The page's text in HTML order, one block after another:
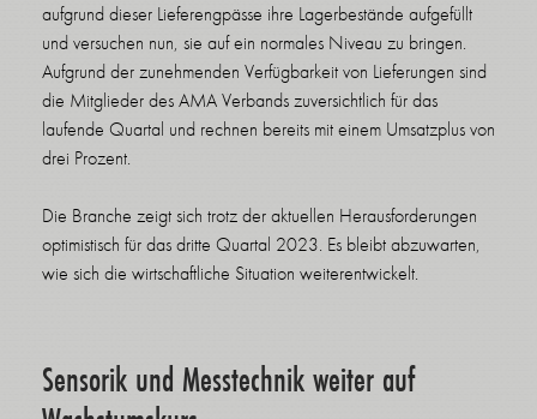
aufgrund dieser Lieferengpässe ihre Lagerbestände aufgefüllt
und versuchen nun, sie auf ein normales Niveau zu bringen.
Aufgrund der zunehmenden Verfügbarkeit von Lieferungen sind
die Mitglieder des AMA Verbands zuversichtlich für das
laufende Quartal und rechnen bereits mit einem Umsatzplus von
drei Prozent.
Die Branche zeigt sich trotz der aktuellen Herausforderungen
optimistisch für das dritte Quartal 2023. Es bleibt abzuwarten,
wie sich die wirtschaftliche Situation weiterentwickelt.
Sensorik und Messtechnik weiter auf